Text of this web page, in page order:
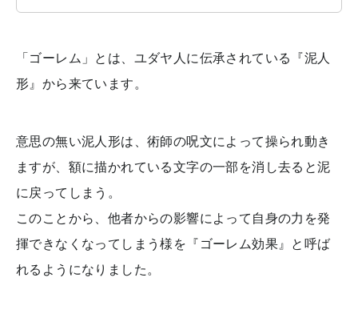
「ゴーレム」とは、ユダヤ人に伝承されている『泥人
形』から来ています。
意思の無い泥人形は、術師の呪文によって操られ動き
ますが、額に描かれている文字の一部を消し去ると泥
に戻ってしまう。
このことから、他者からの影響によって自身の力を発
揮できなくなってしまう様を『ゴーレム効果』と呼ば
れるようになりました。